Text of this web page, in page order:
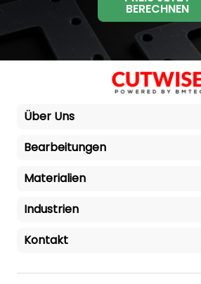
BERECHNEN
Über Uns
Bearbeitungen
Materialien
Industrien
Kontakt